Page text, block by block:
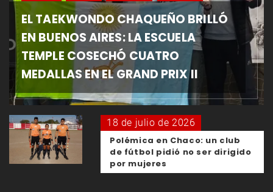
EL TAEKWONDO CHAQUEÑO BRILLÓ
EN BUENOS AIRES: LA ESCUELA
TEMPLE COSECHÓ CUATRO
MEDALLAS EN EL GRAND PRIX II
18 de julio de 2026
Polémica en Chaco: un club
de fútbol pidió no ser dirigido
por mujeres